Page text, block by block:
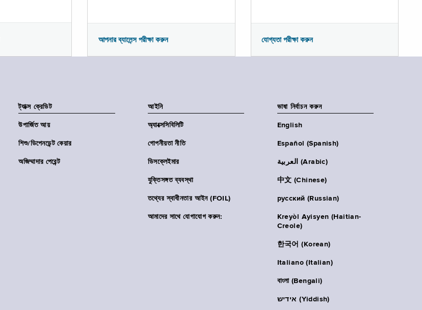
আপনার ব্যালেন্স পরীক্ষা করুন যোগ্যতা পরীক্ষা করুন
ট্যাক্স ক্রেডিট
উপার্জিত আয়
শিশু/ডিপেনডেন্ট কেয়ার
অজিম্মাদার পেরেন্ট
আইনি
অ্যাক্সেসিবিলিটি
গোপনীয়তা নীতি
ডিসক্লেইমার
যুক্তিসঙ্গত ব্যবস্থা
তথ্যের স্বাধীনতার আইন (FOIL)
আমাদের সাথে যোগাযোগ করুন:
ভাষা নির্বাচন করুন
English
Español (Spanish)
العربية (Arabic)
中文 (Chinese)
русский (Russian)
Kreyòl Ayisyen (Haitian-
Creole)
한국어 (Korean)
Italiano (Italian)
বাংলা (Bengali)
אידיש (Yiddish)